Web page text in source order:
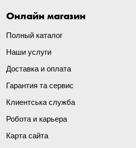
Онлайн магазин
Полный каталог
Наши услуги
Доставка и оплата
Гарантия та сервис
Клиентська служба
Робота и карьера
Карта сайта